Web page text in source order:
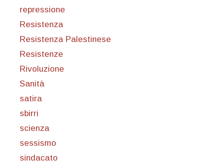
repressione
Resistenza
Resistenza Palestinese
Resistenze
Rivoluzione
Sanità
satira
sbirri
scienza
sessismo
sindacato